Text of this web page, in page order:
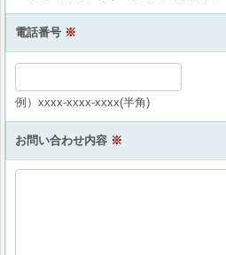
電話番号 ※
例）xxxx-xxxx-xxxx(半角)
お問い合わせ内容 ※